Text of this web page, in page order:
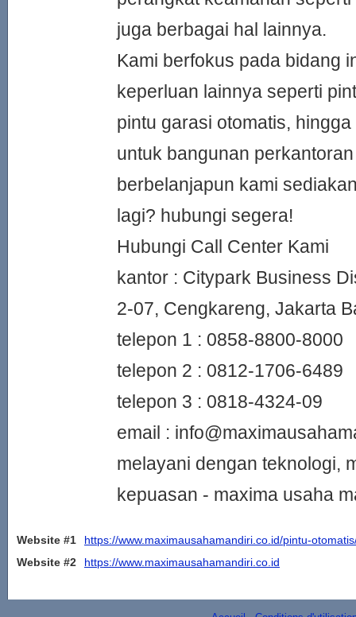
juga berbagai hal lainnya.
Kami berfokus pada bidang
keperluan lainnya seperti
pintu garasi otomatis,
untuk bangunan
berbelanjapun kami
lagi? hubungi segera!
Hubungi Call Center Kami
kantor : Citypark Business
2-07, Cengkareng, Jakarta
telepon 1 : 0858-8800-8000
telepon 2 : 0812-1706-6489
telepon 3 : 0818-4324-09
email :
melayani dengan teknologi,
kepuasan - maxima usaha
Website #1
https://www.maximausahamandiri.co.id/pintu-
Website #2
https://www.maximausahamandiri.co.id